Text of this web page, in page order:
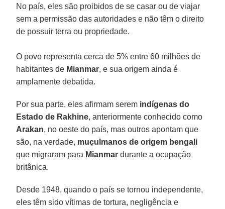
No país, eles são proibidos de se casar ou de viajar
sem a permissão das autoridades e não têm o direito
de possuir terra ou propriedade.
O povo representa cerca de 5% entre 60 milhões de
habitantes de Mianmar, e sua origem ainda é
amplamente debatida.
Por sua parte, eles afirmam serem indígenas do
Estado de Rakhine, anteriormente conhecido como
Arakan, no oeste do país, mas outros apontam que
são, na verdade, muçulmanos de origem bengali
que migraram para Mianmar durante a ocupação
britânica.
Desde 1948, quando o país se tornou independente,
eles têm sido vítimas de tortura, negligência e